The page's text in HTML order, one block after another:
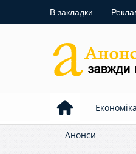
В закладки
Економіка
Анонси